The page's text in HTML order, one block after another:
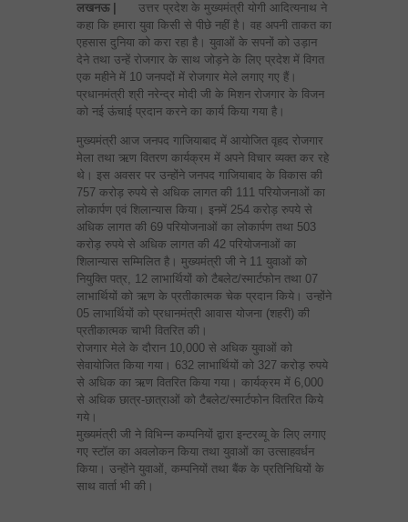
लखनऊ |
उत्तर प्रदेश के मुख्यमंत्री योगी आदित्यनाथ ने
कहा कि हमारा युवा किसी से पीछे नहीं है। वह अपनी ताकत का
एहसास दुनिया को करा रहा है। युवाओं के सपनों को उड़ान
देने तथा उन्हें रोजगार के साथ जोड़ने के लिए प्रदेश में विगत
एक महीने में 10 जनपदों में रोजगार मेले लगाए गए हैं।
प्रधानमंत्री श्री नरेन्द्र मोदी जी के मिशन रोजगार के विजन
को नई ऊंचाई प्रदान करने का कार्य किया गया है।
मुख्यमंत्री आज जनपद गाजियाबाद में आयोजित वृहद रोजगार
मेला तथा ऋण वितरण कार्यक्रम में अपने विचार व्यक्त कर रहे
थे। इस अवसर पर उन्होंने जनपद गाजियाबाद के विकास की
757 करोड़ रुपये से अधिक लागत की 111 परियोजनाओं का
लोकार्पण एवं शिलान्यास किया। इनमें 254 करोड़ रुपये से
अधिक लागत की 69 परियोजनाओं का लोकार्पण तथा 503
करोड़ रुपये से अधिक लागत की 42 परियोजनाओं का
शिलान्यास सम्मिलित है। मुख्यमंत्री जी ने 11 युवाओं को
नियुक्ति पत्र, 12 लाभार्थियों को टैबलेट/स्मार्टफोन तथा 07
लाभार्थियों को ऋण के प्रतीकात्मक चेक प्रदान किये। उन्होंने
05 लाभार्थियों को प्रधानमंत्री आवास योजना (शहरी) की
प्रतीकात्मक चाभी वितरित की।
रोजगार मेले के दौरान 10,000 से अधिक युवाओं को
सेवायोजित किया गया। 632 लाभार्थियों को 327 करोड़ रुपये
से अधिक का ऋण वितरित किया गया। कार्यक्रम में 6,000
से अधिक छात्र-छात्राओं को टैबलेट/स्मार्टफोन वितरित किये
गये।
मुख्यमंत्री जी ने विभिन्न कम्पनियों द्वारा इन्टरव्यू के लिए लगाए
गए स्टॉल का अवलोकन किया तथा युवाओं का उत्साहवर्धन
किया। उन्होंने युवाओं, कम्पनियों तथा बैंक के प्रतिनिधियों के
साथ वार्ता भी की।